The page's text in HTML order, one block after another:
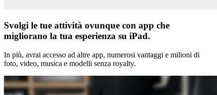
Svolgi le tue attività ovunque con app che
migliorano la tua esperienza su iPad.
In più, avrai accesso ad altre app, numerosi vantaggi e milioni di
foto, video, musica e modelli senza royalty.